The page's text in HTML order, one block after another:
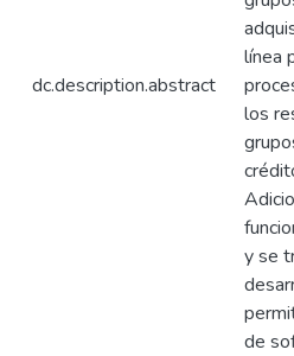
dc.description.abstract
línea
los
y se
de